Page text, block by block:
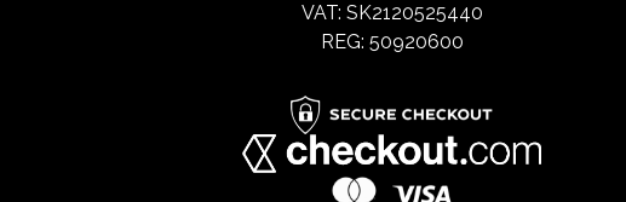
VAT: SK2120525440
REG: 50920600